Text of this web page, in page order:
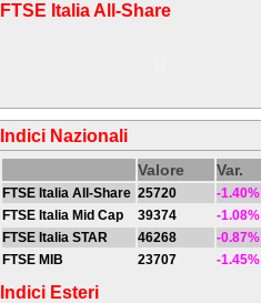
FTSE Italia All-Share
Indici Nazionali
Valore Var.
FTSE Italia All-Share 25720
-1.40%
FTSE Italia Mid Cap
39374
-1.08%
FTSE Italia STAR
46268
-0.87%
FTSE MIB
23707 -1.45%
Indici Esteri